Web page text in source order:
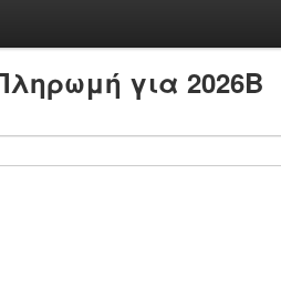
για 2026B